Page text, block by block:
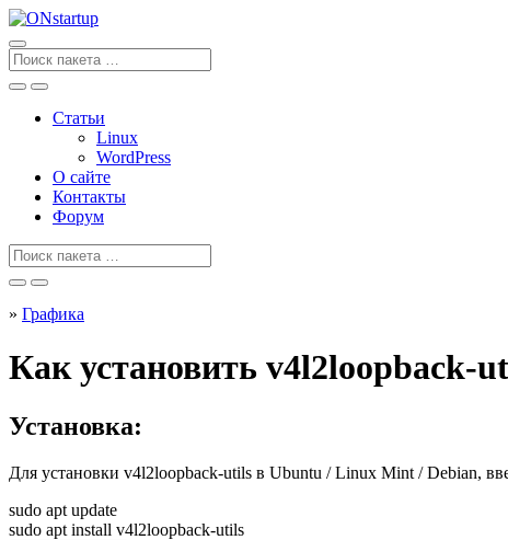
Перейти
к
содержанию
Поиск
для
Статьи
Linux
WordPress
О сайте
Контакты
Форум
Поиск
для
» Графика
Как установить v4l2loopback-
Установка:
Для установки v4l2loopback-utils в Ubuntu / Linux Mint / Debian,
sudo apt update
sudo apt install v4l2loopback-utils